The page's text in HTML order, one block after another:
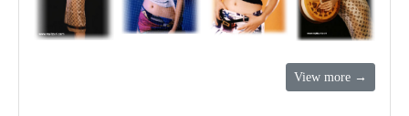
View more →